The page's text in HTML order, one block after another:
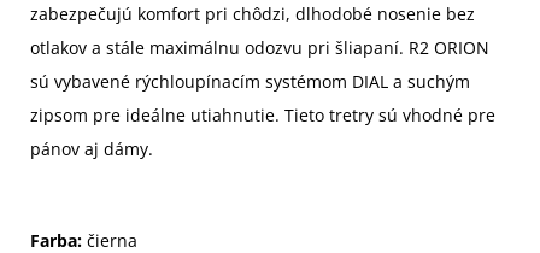
zabezpečujú komfort pri chôdzi, dlhodobé nosenie bez
otlakov a stále maximálnu odozvu pri šliapaní. R2 ORION
sú vybavené rýchloupínacím systémom DIAL a suchým
zipsom pre ideálne utiahnutie. Tieto tretry sú vhodné pre
pánov aj dámy.
Farba: čierna